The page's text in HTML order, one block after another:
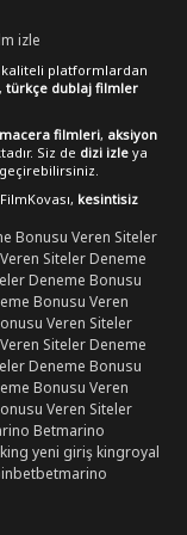
izle
platformlardan
, türkçe dublaj filmler
macera filmleri, aksiyon
Siz de dizi izle ya
kesintisiz
Bonusu Veren Siteler
SitelerDeneme
Deneme Bonusu
Bonusu Veren
Veren Siteler
SitelerDeneme
Deneme Bonusu
Bonusu Veren
Veren Siteler
Betmarino
yeni girişkingroyal
betmarino